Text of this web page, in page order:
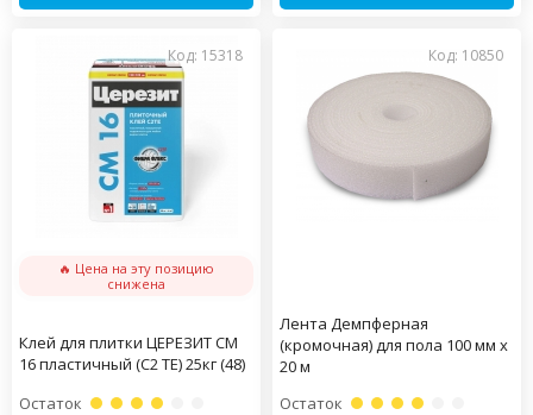
Код: 15318
🔥 Цена на эту позицию
снижена
Клей для плитки ЦЕРЕЗИТ CM
16 пластичный (С2 ТЕ) 25кг (48)
Остаток
Код: 10850
Лента Демпферная
(кромочная) для пола 100 мм х
20 м
Остаток